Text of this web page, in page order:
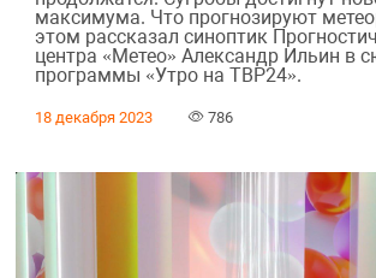
максимума. Что прогнозируют
этом рассказал синоптик
центра «Метео» Александр Ильин в
программы «Утро на ТВР24».
18 декабря 2023 786